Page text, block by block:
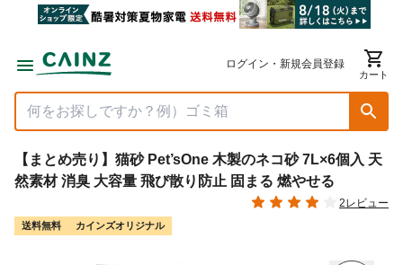
ログイン・新規会員登録
カート
【まとめ売り】猫砂 Pet’sOne 木製のネコ砂 7L×6個入 天
然素材 消臭 大容量 飛び散り防止 固まる 燃やせる
2レビュー
送料無料 カインズオリジナル